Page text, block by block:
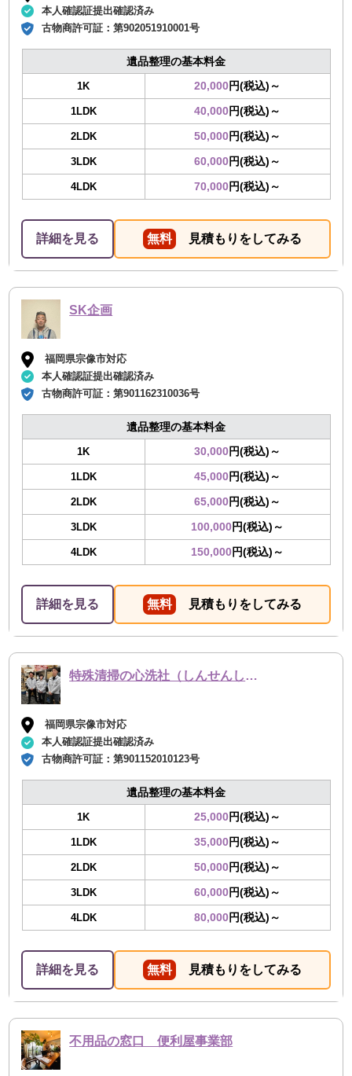
本人確認証提出確認済み
古物商許可証：第902051910001号
遺品整理の基本料金
1K 20,000円(税込)～
1LDK 40,000円(税込)～
2LDK 50,000円(税込)～
3LDK 60,000円(税込)～
4LDK 70,000円(税込)～
詳細を見る 無料 見積もりをしてみる
SK企画
福岡県宗像市対応
本人確認証提出確認済み
古物商許可証：第901162310036号
遺品整理の基本料金
1K 30,000円(税込)～
1LDK 45,000円(税込)～
2LDK 65,000円(税込)～
3LDK 100,000円(税込)～
4LDK 150,000円(税込)～
詳細を見る 無料 見積もりをしてみる
特殊清掃の心洗社（しんせんしゃ）
福岡県宗像市対応
本人確認証提出確認済み
古物商許可証：第901152010123号
遺品整理の基本料金
1K 25,000円(税込)～
1LDK 35,000円(税込)～
2LDK 50,000円(税込)～
3LDK 60,000円(税込)～
4LDK 80,000円(税込)～
詳細を見る 無料 見積もりをしてみる
不用品の窓口 便利屋事業部